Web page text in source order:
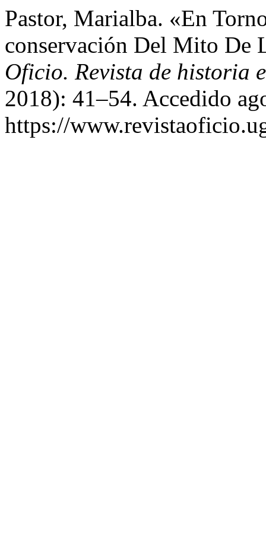
Pastor, Marialba. «En
conservación Del Mito De
Oficio. Revista de historia
2018): 41–54. Accedido
https://